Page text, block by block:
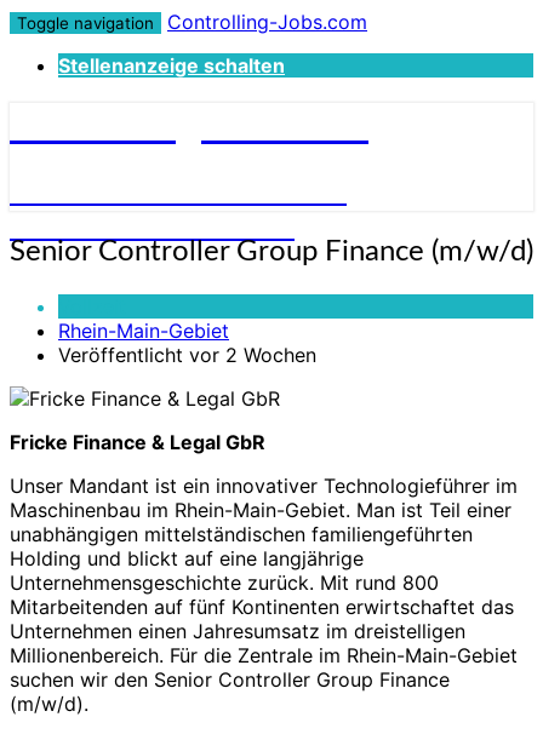
Toggle navigation
Controlling-Jobs.com
Stellenanzeige schalten
Senior
Group
Finance
(m/w/d)
Senior Controller Group Finance (m/w/d)
Rhein-Main-Gebiet
Veröffentlicht vor 2 Wochen
Fricke Finance & Legal GbR
Unser Mandant ist ein innovativer Technologieführer im
Maschinenbau im Rhein-Main-Gebiet. Man ist Teil einer
unabhängigen mittelständischen familiengeführten
Holding und blickt auf eine langjährige
Unternehmensgeschichte zurück. Mit rund 800
Mitarbeitenden auf fünf Kontinenten erwirtschaftet das
Unternehmen einen Jahresumsatz im dreistelligen
Millionenbereich. Für die Zentrale im Rhein-Main-Gebiet
suchen wir den Senior Controller Group Finance
(m/w/d).